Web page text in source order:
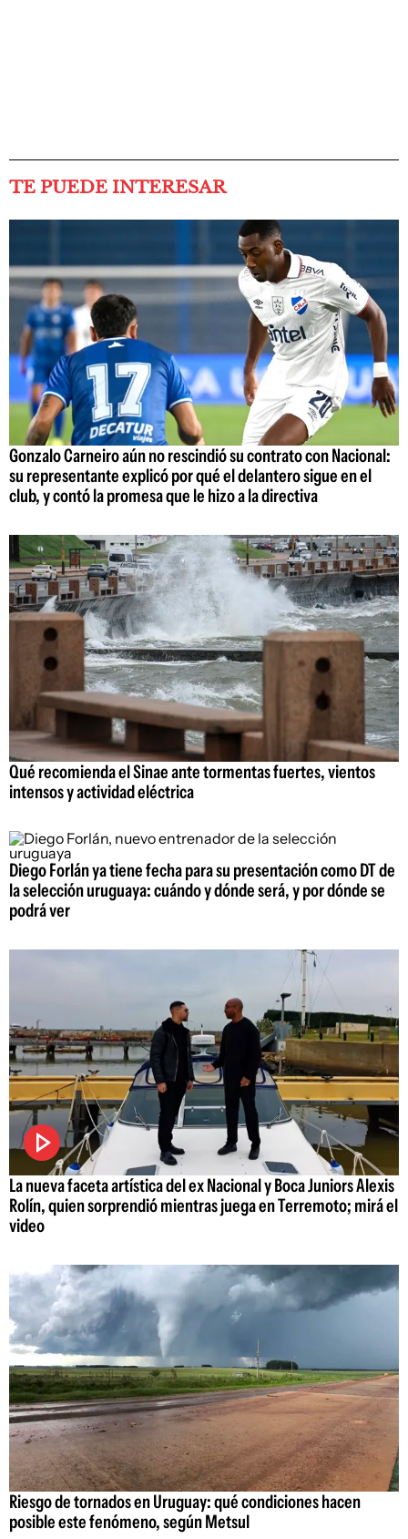
TE PUEDE INTERESAR
Gonzalo Carneiro aún no rescindió su contrato con Nacional:
su representante explicó por qué el delantero sigue en el
club, y contó la promesa que le hizo a la directiva
Qué recomienda el Sinae ante tormentas fuertes, vientos
intensos y actividad eléctrica
Diego Forlán ya tiene fecha para su presentación como DT de
la selección uruguaya: cuándo y dónde será, y por dónde se
podrá ver
La nueva faceta artística del ex Nacional y Boca Juniors Alexis
Rolín, quien sorprendió mientras juega en Terremoto; mirá el
video
Riesgo de tornados en Uruguay: qué condiciones hacen
posible este fenómeno, según Metsul